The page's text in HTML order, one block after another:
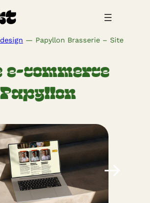
— Papyllon Brasserie – Site
e-commerce
Papyllon